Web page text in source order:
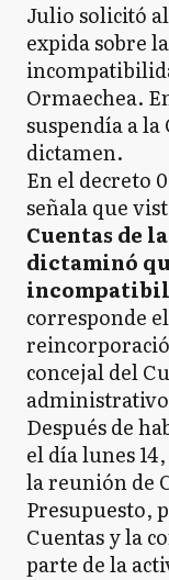
Julio solicitó
expida sobre
Ormaechea.
suspendía a la
dictamen.
En el decreto
señala que
Cuentas de
dictaminó
corresponde
concejal del
Después de
el día lunes
la reunión de
Presupuesto,
Cuentas y la
parte de la